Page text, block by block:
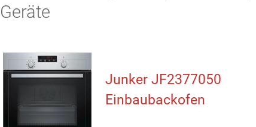
Geräte
Junker JF2377050
Einbaubackofen